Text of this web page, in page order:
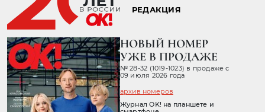
РЕДАКЦИЯ
НОВЫЙ НОМЕР
УЖЕ В ПРОДАЖЕ
№ 28-32 (1019-1023) в продаже с
09 июля 2026 года
архив номеров
Журнал OK! на планшете и